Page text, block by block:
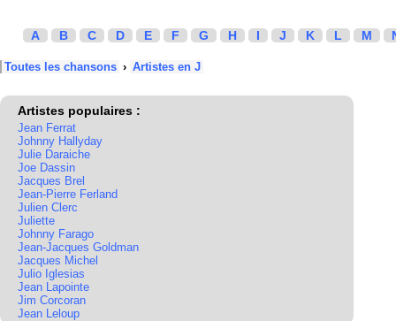
A B C D E F G H I J K L M
Toutes les chansons › Artistes en J
Artistes populaires :
Jean Ferrat
Johnny Hallyday
Julie Daraiche
Joe Dassin
Jacques Brel
Jean-Pierre Ferland
Julien Clerc
Juliette
Johnny Farago
Jean-Jacques Goldman
Jacques Michel
Julio Iglesias
Jean Lapointe
Jim Corcoran
Jean Leloup